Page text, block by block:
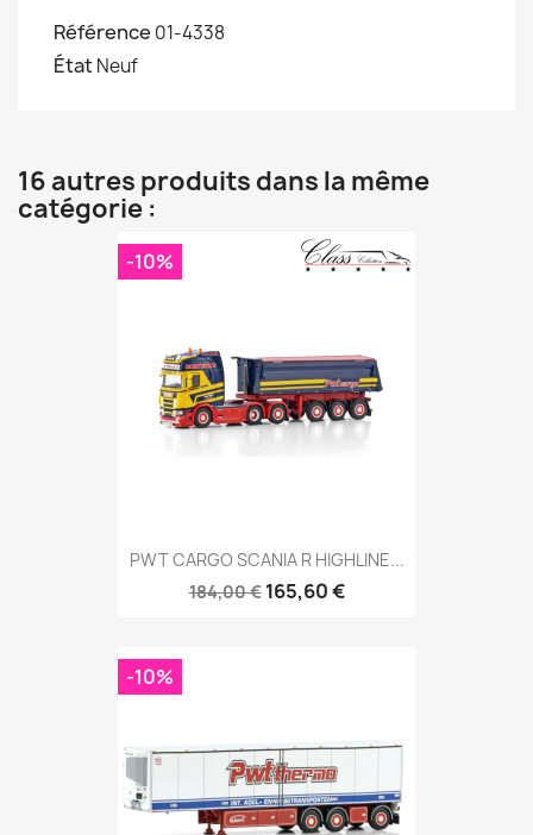
Référence 01-4338
ÉtatNeuf
16 autres produits dans la même
catégorie :
PWT CARGO SCANIA R HIGHLINE...
184,00 € 165,60 €
-10%
-10%